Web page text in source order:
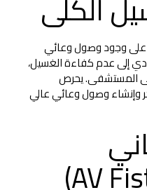
وجود وصول وعائي
عدم كفاءة الغسيل،
المستشفى. يحرص
وصول وعائي عالي